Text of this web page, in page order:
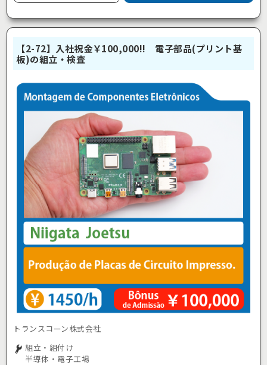
【2-72】入社祝金￥100,000!! 電子部品(プリント基
板)の組立・検査
トランスコーン株式会社
組立・組付け
半導体・電子工場